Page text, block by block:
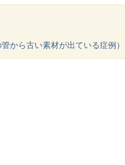
から古い素材が出ている症例）